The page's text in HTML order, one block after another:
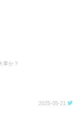
事か？
2025-05-21